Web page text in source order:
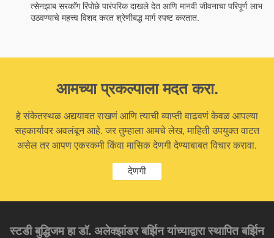
त्सेनझाब सरकाॅंग रिंपोछे पारंपरिक दाखले देत आणि मानवी जीवनाचा परिपूर्ण लाभ
उठवण्याचे महत्त्व विशद करत श्रेणीबद्ध मार्ग स्पष्ट करतात.
आमच्या प्रकल्पाला मदत करा.
हे संकेतस्थळ अद्ययावत राखणं आणि त्याची व्याप्ती वाढवणं केवळ आपल्या
सहकार्यावर अवलंबून आहे. जर तुम्हाला आमचे लेख, माहिती उपयुक्त वाटत
असेल तर आपण एकरकमी किंवा मासिक देणगी देण्याबाबत विचार करावा.
देणगी
स्टडी बुद्धिजम हा डॉ. अलेक्झांडर बर्झिन यांच्याद्वारा स्थापित बर्झिन